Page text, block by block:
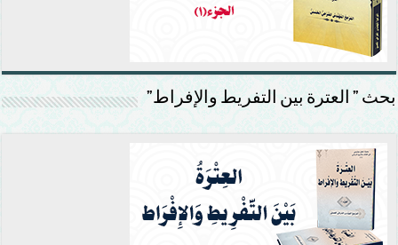
بحث ” العترة بين التفريط والإفراط”